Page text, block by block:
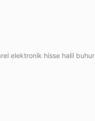
elektronik hisse halil buhur